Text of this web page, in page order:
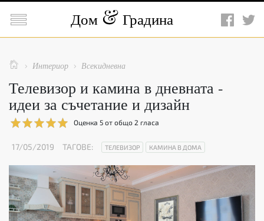
 Дом Градина
  Интериор  Всекидневна
Телевизор и камина в дневната -
идеи за съчетание и дизайн
Оценка 5 от общо 2 гласа
17/05/2019 ТАГОВЕ: ТЕЛЕВИЗОР КАМИНА В ДОМА